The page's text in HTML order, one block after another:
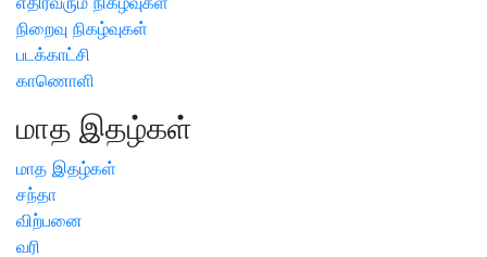
நிறைவு நிகழ்வுகள்
படக்காட்சி
காணொளி
மாத இதழ்கள்
மாத இதழ்கள்
சந்தா
விற்பனை
வரி